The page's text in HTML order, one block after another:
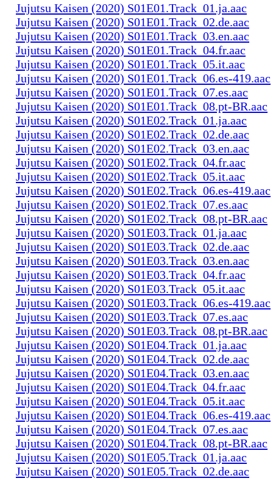
Jujutsu Kaisen (2020) S01E01.Track_01.ja.aac
Jujutsu Kaisen (2020) S01E01.Track_02.de.aac
Jujutsu Kaisen (2020) S01E01.Track_03.en.aac
Jujutsu Kaisen (2020) S01E01.Track_04.fr.aac
Jujutsu Kaisen (2020) S01E01.Track_05.it.aac
Jujutsu Kaisen (2020) S01E01.Track_06.es-419.aac
Jujutsu Kaisen (2020) S01E01.Track_07.es.aac
Jujutsu Kaisen (2020) S01E01.Track_08.pt-BR.aac
Jujutsu Kaisen (2020) S01E02.Track_01.ja.aac
Jujutsu Kaisen (2020) S01E02.Track_02.de.aac
Jujutsu Kaisen (2020) S01E02.Track_03.en.aac
Jujutsu Kaisen (2020) S01E02.Track_04.fr.aac
Jujutsu Kaisen (2020) S01E02.Track_05.it.aac
Jujutsu Kaisen (2020) S01E02.Track_06.es-419.aac
Jujutsu Kaisen (2020) S01E02.Track_07.es.aac
Jujutsu Kaisen (2020) S01E02.Track_08.pt-BR.aac
Jujutsu Kaisen (2020) S01E03.Track_01.ja.aac
Jujutsu Kaisen (2020) S01E03.Track_02.de.aac
Jujutsu Kaisen (2020) S01E03.Track_03.en.aac
Jujutsu Kaisen (2020) S01E03.Track_04.fr.aac
Jujutsu Kaisen (2020) S01E03.Track_05.it.aac
Jujutsu Kaisen (2020) S01E03.Track_06.es-419.aac
Jujutsu Kaisen (2020) S01E03.Track_07.es.aac
Jujutsu Kaisen (2020) S01E03.Track_08.pt-BR.aac
Jujutsu Kaisen (2020) S01E04.Track_01.ja.aac
Jujutsu Kaisen (2020) S01E04.Track_02.de.aac
Jujutsu Kaisen (2020) S01E04.Track_03.en.aac
Jujutsu Kaisen (2020) S01E04.Track_04.fr.aac
Jujutsu Kaisen (2020) S01E04.Track_05.it.aac
Jujutsu Kaisen (2020) S01E04.Track_06.es-419.aac
Jujutsu Kaisen (2020) S01E04.Track_07.es.aac
Jujutsu Kaisen (2020) S01E04.Track_08.pt-BR.aac
Jujutsu Kaisen (2020) S01E05.Track_01.ja.aac
Jujutsu Kaisen (2020) S01E05.Track_02.de.aac